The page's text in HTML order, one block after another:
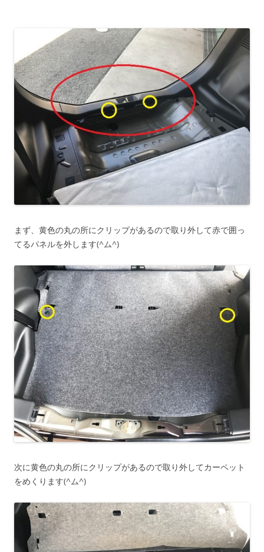
まず、黄色の丸の所にクリップがあるので取り外して赤で囲っ
てるパネルを外します(^ム^)
次に黄色の丸の所にクリップがあるので取り外してカーペット
をめくります(^ム^)